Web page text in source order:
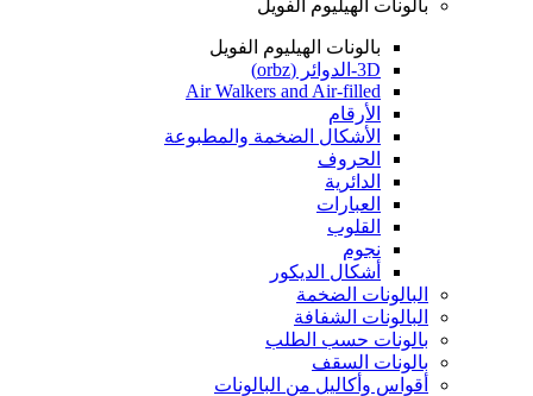
بالونات الهيليوم الفويل
بالونات الهيليوم الفويل
3D-الدوائر (orbz)
Air Walkers and Air-filled
الأرقام
الأشكال الضخمة والمطبوعة
الحروف
الدائرية
العبارات
القلوب
نجوم
أشكال الديكور
البالونات الضخمة
البالونات الشفافة
بالونات حسب الطلب
بالونات السقف
أقواس وأكاليل من البالونات